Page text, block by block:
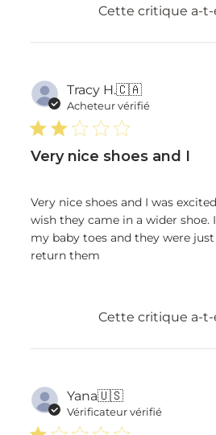
Cette critique a-
Tracy H.🇨🇦
Acheteur vérifié
Very nice shoes and I
Very nice shoes and I was
wish they came in a wider shoe.
my baby toes and they were
return them
Cette critique a-
Yana🇺🇸
Vérificateur vérifié